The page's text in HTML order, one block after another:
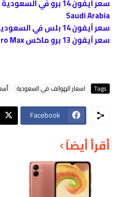
Saudi Arabia
سعر آيفون 14 بلس في السعودية
سعر آيفون 13 برو ماكس iPhone 13 Pro Max في السعودية
Tags اسعار الهواتف في السعودية
Facebook
أقرأ أيضاً